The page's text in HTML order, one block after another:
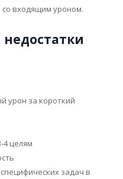
входящим уроном.
урон за короткий
4 целям
задач в